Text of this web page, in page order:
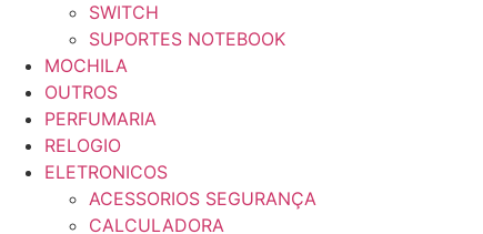
SWITCH
SUPORTES NOTEBOOK
MOCHILA
OUTROS
PERFUMARIA
RELOGIO
ELETRONICOS
ACESSORIOS SEGURANÇA
CALCULADORA